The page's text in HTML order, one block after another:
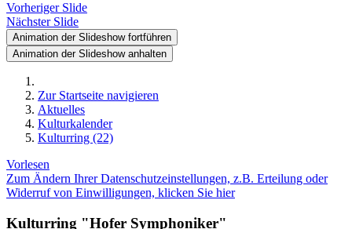
Vorheriger Slide
Nächster Slide
Animation der Slideshow fortführen
Animation der Slideshow anhalten
Zur Startseite navigieren
Aktuelles
Kulturkalender
Kulturring (22)
Vorlesen
Zum Ändern Ihrer Datenschutzeinstellungen, z.B. Erteilung oder
Widerruf von Einwilligungen, klicken Sie hier
Kulturring "Hofer Symphoniker"